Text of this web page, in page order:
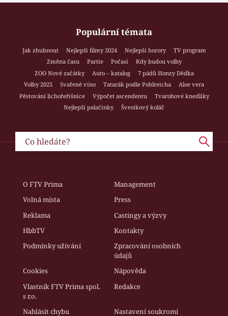
Populární témata
Jak zhubnout Nejlepší filmy 2024 Nejlepší horory
TV program
Změna času
Partie Počasí
Kdy budou volby
ZOO Nové začátky
Auto – katalog
7 pádů Honzy Dědka
Volby 2025
Svařené víno Tatarák podle Pohlreicha
Aloe vera
Pěstování lichořeřišnice
Výpočet ascendentu
Tvarohové knedlíky
Nejlepší palačinky
Švestkový koláč
O FTV Prima
Management
Volná místa
Press
Reklama
Castingy a výzvy
HbbTV
Kontakty
Podmínky užívání
Zpracování osobních
údajů
Cookies
Nápověda
Vlastník FTV Prima spol.
s r.o.
Redakce
Nahlásit chybu Nastavení soukromí